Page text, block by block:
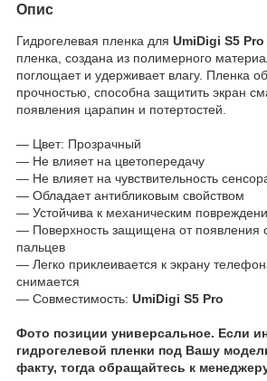
Опис
Гидрогелевая пленка для UmiDigi S5 Pro
пленка, создана из полимерного
поглощает и удерживает влагу. Пленка
прочностью, способна защитить экран
появления царапин и потертостей.
― Цвет: Прозрачный
― Не влияет на цветопередачу
― Не влияет на чувствительность
― Обладает антибликовым свойством
― Устойчива к механическим
― Поверхность защищена от появления
пальцев
― Легко приклеивается к экрану
снимается
― Совместимость: UmiDigi S5 Pro
Фото позиции универсальное. Если
гидрогелевой пленки под Вашу
факту, тогда обращайтесь к